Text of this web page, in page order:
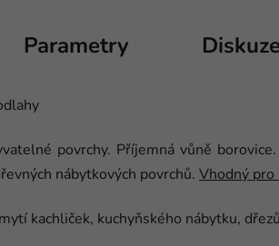
Parametry Diskuze
povrchy. Příjemná vůně
nábytkových povrchů. Vhodný
kachliček, kuchyňského nábytku,